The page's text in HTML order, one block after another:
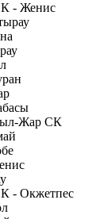
- Женис
Жар СК
- Окжетпес